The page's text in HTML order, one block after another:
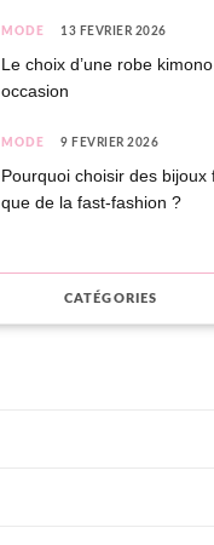
MODE 13 FÉVRIER 2026
Le choix d’une robe
occasion
MODE 9 FÉVRIER 2026
Pourquoi choisir des bijoux
que de la fast-fashion ?
CATÉGORIES